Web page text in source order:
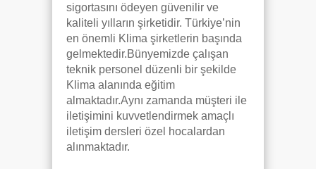
sigortasını ödeyen güvenilir ve
kaliteli yılların şirketidir. Türkiye’nin
en önemli Klima şirketlerin başında
gelmektedir.Bünyemizde çalışan
teknik personel düzenli bir şekilde
Klima alanında eğitim
almaktadır.Aynı zamanda müşteri ile
iletişimini kuvvetlendirmek amaçlı
iletişim dersleri özel hocalardan
alınmaktadır.